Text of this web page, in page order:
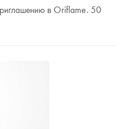
в Oriflame. 50